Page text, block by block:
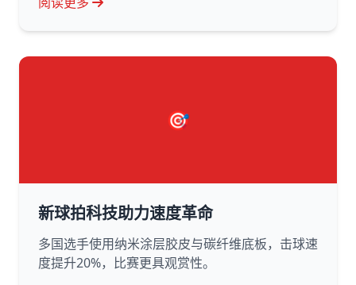
🎯
新球拍科技助力速度革命
多国选手使用纳米涂层胶皮与碳纤维底板，击球速
度提升20%，比赛更具观赏性。